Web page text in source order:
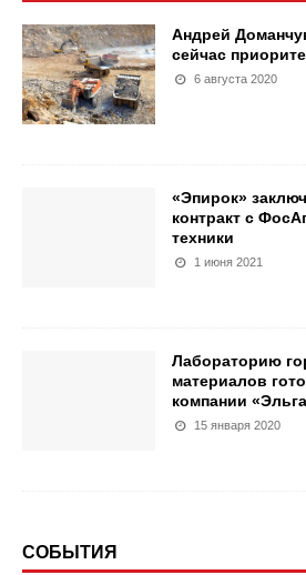
Андрей
сейчас
6 августа 2020
«Эпирок»
контракт с
техники
1 июня 2021
Лабораторию
материалов
компании
15 января 2020
СОБЫТИЯ